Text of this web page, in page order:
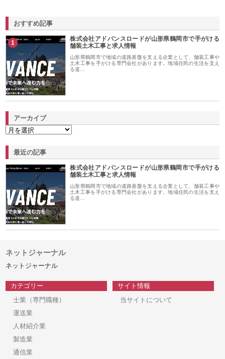
おすすめ記事
1
株式会社アドバンスロードが山形県鶴岡市で手がける
舗装土木工事と求人情報
山形県鶴岡市で地域の道路基盤を支える企業として、舗装工事や
土木工事を手がける専門会社があります。地域住民の生活を支え
る道…
アーカイブ
最近の記事
株式会社アドバンスロードが山形県鶴岡市で手がける
舗装土木工事と求人情報
山形県鶴岡市で地域の道路基盤を支える企業として、舗装工事や
土木工事を手がける専門会社があります。地域住民の生活を支え
る道…
ネットジャーナル
ネットジャーナル
カテゴリー
士業（専門職種）
運送業
人材紹介業
製造業
通信業
サイト情報
当サイトについて